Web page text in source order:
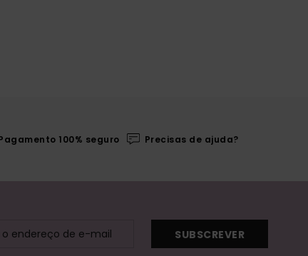
100% seguro Precisas de ajuda?
SUBSCREVER